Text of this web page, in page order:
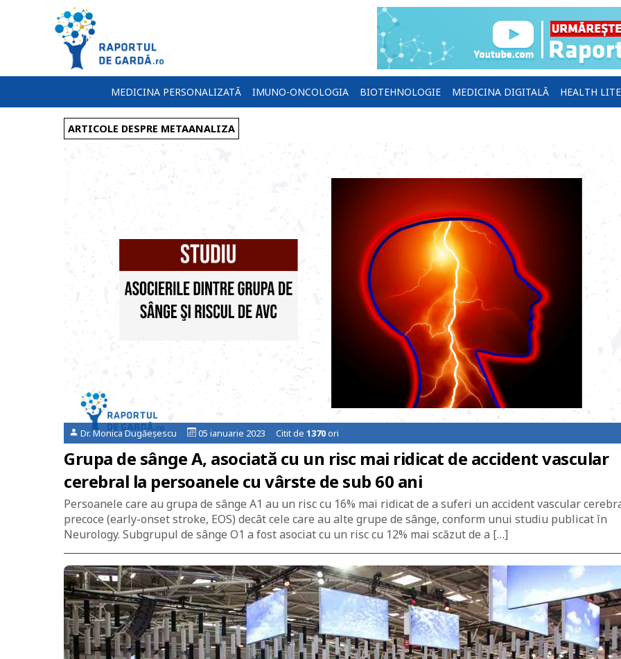
MEDICINA PERSONALIZATĂ IMUNO-ONCOLOGIA BIOTEHNOLOGIE MEDICINA DIGITALĂ HEALTH
ARTICOLE DESPRE METAANALIZA
Dr. Monica Dugăeșescu 05 ianuarie 2023 Citit de 1370ori
Grupa de sânge A, asociată cu un risc mai ridicat de accident vascular
cerebral la persoanele cu vârste de sub 60 ani
Persoanele care au grupa de sânge A1 au un risc cu 16% mai ridicat de a suferi un accident vascular
precoce (early-onset stroke, EOS) decât cele care au alte grupe de sânge, conform unui studiu publicat în
Neurology. Subgrupul de sânge O1 a fost asociat cu un risc cu 12% mai scăzut de a […]